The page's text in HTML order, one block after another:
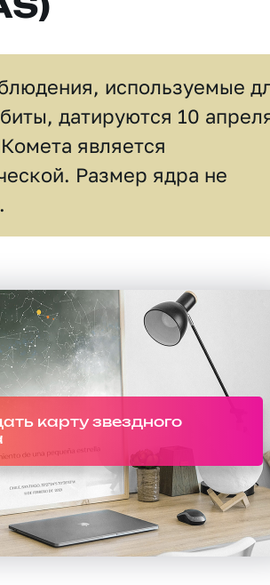
используемые
датируются 10
является
Размер ядра не
карту звездного